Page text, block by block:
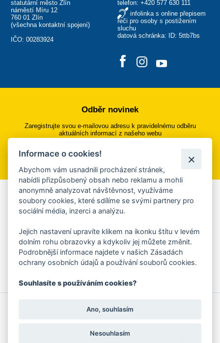
statutární město Zlín
náměstí Míru 12
760 01 Zlín
(všechna kontaktní spojení)
IČO: 00283924
telefon: +420 577 630 111
infolinka s online přepisem
řeči pro osoby s postižením
sluchu
datová schránka: ID: 5ttb7bs
Odběr novinek
Zaregistrujte svou e-mailovou adresu k pravidelnému odběru
aktuálních informací z našeho webu
Přihlásit se k odběru
Aplikace Mobilní rozhlas
Chcete dostávat do svého mobilu či mailu upozornění na
ankety, pozvánky na kulturní a sportovní akce?
Více informací o aplikaci
Ochrana osobních údajů
Informace o cookies!
Abychom vám usnadnili procházení stránek,
nabídli přizpůsobený obsah nebo reklamu a mohli
anonymně analyzovat návštěvnost, využíváme
soubory cookies, které sdílíme se svými partnery pro
sociální média, inzerci a analýzu.
Jejich nastavení upravíte klikem na ikonku štítu v levém
dolním rohu obrazovky a kdykoliv jej můžete změnit.
Podrobnější informace najdete v našich Zásadách
ochrany osobních údajů a používání souborů cookies.
Souhlasíte s používáním cookies?
Ano, souhlasím
Nesouhlasím